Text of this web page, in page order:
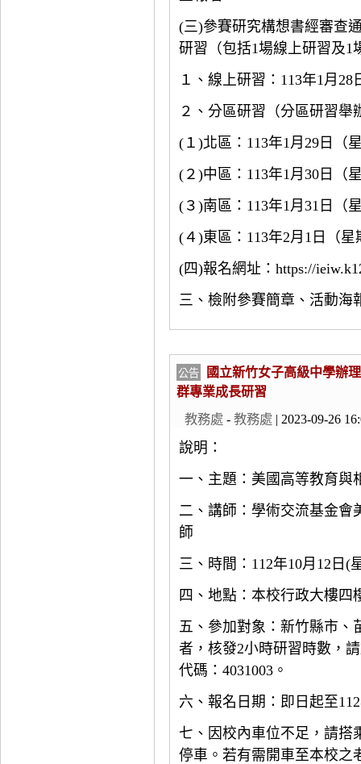
(三)參賽研究構想書經審查
研習（包括1場線上研習及1
１、線上研習： 113年1月28
２、分區研習（分區研習
( １)北區： 113年1月29 日（
( ２)中區： 113年1月30 日（
( ３)南區： 113年1月31 日（
( ４)東區： 113年2月 1 日（星
(四)報名網址：https://
三、檢附參賽簡章、活動海
公告
國立新竹女子高級中學辦
群專業成長研習
教務處 - 教務處 | 2023-09-26
說明：
一、主題：美國高等教育與
二、講師：學術交流基金會
師
三、時間：112年10月12日(
四、地點：本校行政大樓四
五、參加對象：新竹縣市、
者，核發2小時研習時數，
代碼：4031003。
六、報名日期：即日起至
七、因校內車位不足，請搭
停車。若有需開車至本校之